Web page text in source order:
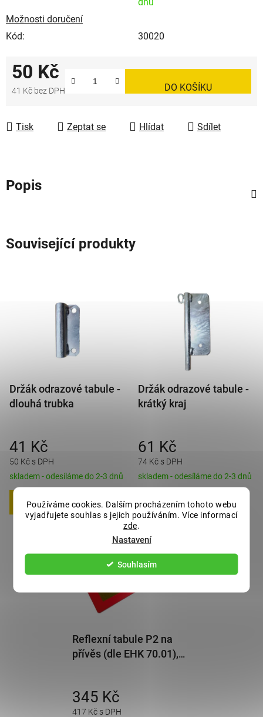
Používáme cookies. Dalším procházením tohoto webu
vyjadřujete souhlas s jejich používáním. Více informací
zde.
Nastavení
Souhlasím
Možnosti doručení
Kód:
30020
50 Kč
41 Kč bez DPH DO KOŠÍKU
Tisk Zeptat se Hlídat Sdílet
Popis
Související produkty
Držák odrazové tabule -
dlouhá trubka
50 Kč s DPH
41 Kč
skladem - odesíláme do 2-3 dnů
DO KOŠÍKU
Držák odrazové tabule -
krátký kraj
74 Kč s DPH
61 Kč
skladem - odesíláme do 2-3 dnů
DO KOŠÍKU
Reflexní tabule P2 na
přívěs (dle EHK 70.01),
417 Kč s DPH
345 Kč